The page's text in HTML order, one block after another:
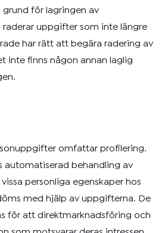
för lagringen av
uppgifter som inte längre
har rätt att begära radering av
inte finns någon annan laglig
omfattar profilering.
automatiserad behandling av
personliga egenskaper hos
med hjälp av uppgifterna. De
för att direktmarknadsföring och